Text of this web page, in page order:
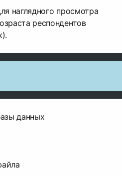
наглядного просмотра
респондентов
данных